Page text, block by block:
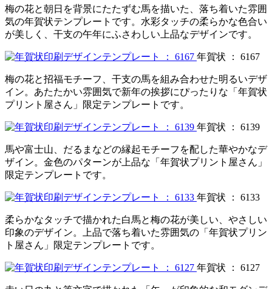
梅の花と朝日を背景にたたずむ馬を描いた、落ち着いた雰囲
気の年賀状テンプレートです。水彩タッチの柔らかな色合い
が美しく、干支の午年にふさわしい上品なデザインです。
年賀状 ： 6167
梅の花と招福モチーフ、干支の馬を組み合わせた明るいデザ
イン。あたたかい雰囲気で新年の挨拶にぴったりな「年賀状
プリント屋さん」限定テンプレートです。
年賀状 ： 6139
馬や富士山、だるまなどの縁起モチーフを配した華やかなデ
ザイン。金色のパターンが上品な「年賀状プリント屋さん」
限定テンプレートです。
年賀状 ： 6133
柔らかなタッチで描かれた白馬と梅の花が美しい、やさしい
印象のデザイン。上品で落ち着いた雰囲気の「年賀状プリン
ト屋さん」限定テンプレートです。
年賀状 ： 6127